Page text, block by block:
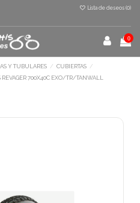
Lista de deseos (0)
0
Y TUBULARES
CUBIERTAS
REVAGER 700X40C EXO/TR/TANWALL
-CUBIERTA MAXXIS REVAGER